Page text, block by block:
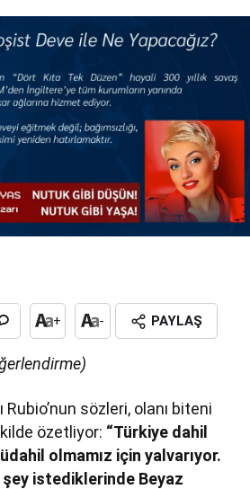
+ - PAYLAŞ
Rubio’nun sözleri, olanı biteni
özetliyor: “Türkiye dahil
olmamız için yalvarıyor.
istediklerinde Beyaz